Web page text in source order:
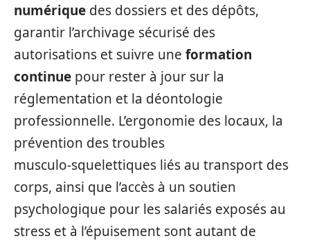
numérique des dossiers et des dépôts,
garantir l’archivage sécurisé des
autorisations et suivre une formation
continue pour rester à jour sur la
réglementation et la déontologie
professionnelle. L’ergonomie des locaux, la
prévention des troubles
musculo‑squelettiques liés au transport des
corps, ainsi que l’accès à un soutien
psychologique pour les salariés exposés au
stress et à l’épuisement sont autant de